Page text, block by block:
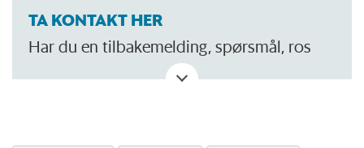
TA KONTAKT HER
Har du en tilbakemelding, spørsmål, ros
eller kritikk? Eller tips om noe vi bør skrive